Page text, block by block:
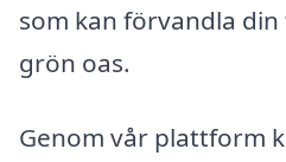
som kan förvandla
grön oas.
Genom vår plattform